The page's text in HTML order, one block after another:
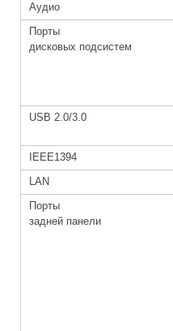
Аудио
Порты
дисковых подсистем
USB 2.0/3.0
IEEE1394
LAN
Порты
задней панели